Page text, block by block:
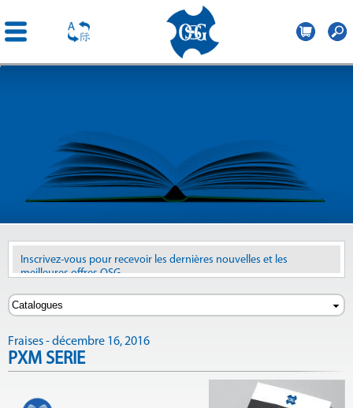
France
Inscrivez-vous pour recevoir les dernières nouvelles et les
meilleures offres OSG
Revoir les anciennes newslettersici
Fraises - décembre 16, 2016
PXM SERIE